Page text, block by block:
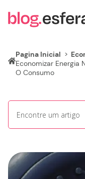
Pagina Inicial >
Economizar Energia
O Consumo